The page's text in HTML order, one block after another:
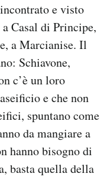
e visto
Casal di Principe,
a Marcianise. Il
Schiavone,
c’è un loro
e che non
spuntano come
da mangiare a
hanno bisogno di
basta quella della